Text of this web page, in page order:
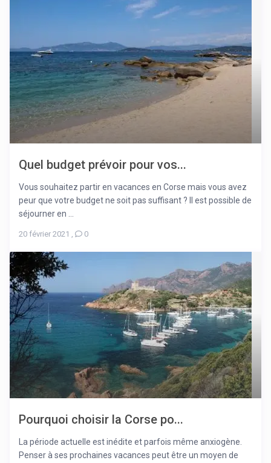
Quel budget prévoir pour vos...
Vous souhaitez partir en vacances en Corse mais vous avez
peur que votre budget ne soit pas suffisant ? Il est possible de
séjourner en ...
20 février 2021 , 0
Pourquoi choisir la Corse po...
La période actuelle est inédite et parfois même anxiogène.
Penser à ses prochaines vacances peut être un moyen de